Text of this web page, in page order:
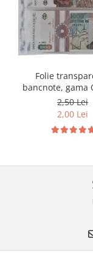
Folie
bancnote, gama
cod SH252, 3
2,50 Lei
2,00 Lei